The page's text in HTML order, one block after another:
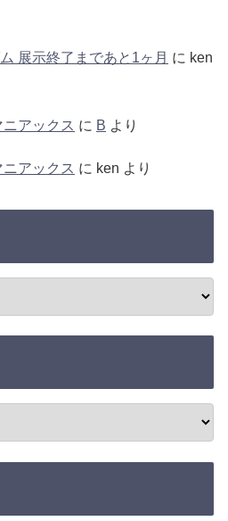
展示終了まであと1ヶ月 に ken
アックス に B より
アックス に ken より